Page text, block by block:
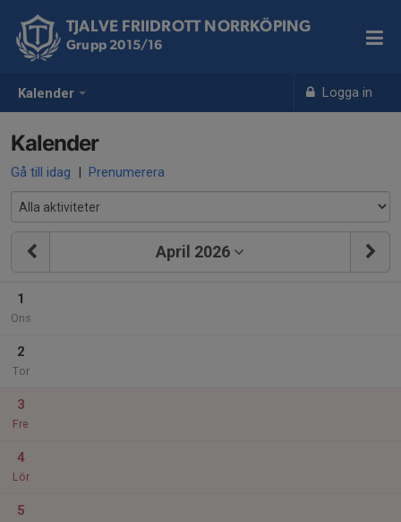
Kalender Logga in
TJALVE FRIIDROTT NORRKÖPING
Grupp 2015/16
Kalender
Gå till idag | Prenumerera
April 2026
1
Ons
2
Tor
3
Fre
4
Lör
5